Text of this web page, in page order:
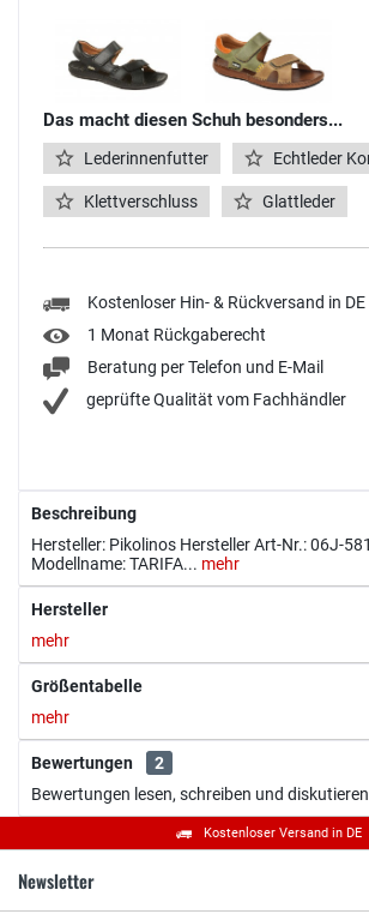
Das macht diesen Schuh besonders...
Lederinnenfutter Echtleder
Klettverschluss Glattleder
Kostenloser Hin- & Rückversand in DE
1 Monat Rückgaberecht
Beratung per Telefon und E-Mail
geprüfte Qualität vom Fachhändler
Beschreibung
Hersteller: Pikolinos Hersteller Art-Nr.: 06J-
Modellname: TARIFA... mehr
Hersteller
mehr
Größentabelle
mehr
Bewertungen
2
Bewertungen lesen, schreiben und
Kostenloser Versand in DE
Newsletter